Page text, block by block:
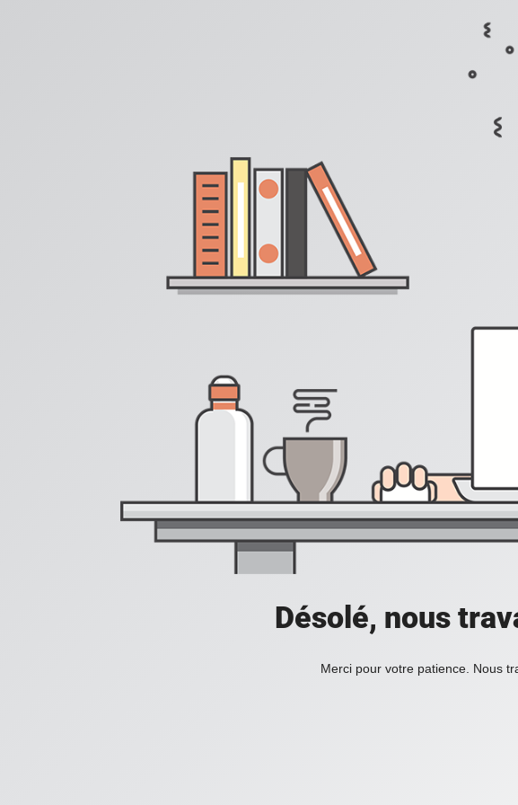
Désolé, nous
Merci pour votre patience. Nous